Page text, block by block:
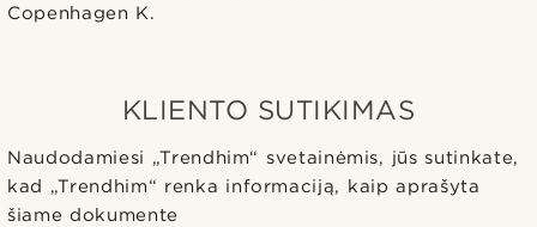
Copenhagen K.
KLIENTO SUTIKIMAS
Naudodamiesi „Trendhim“ svetainėmis, jūs sutinkate,
kad „Trendhim“ renka informaciją, kaip aprašyta
šiame dokumente